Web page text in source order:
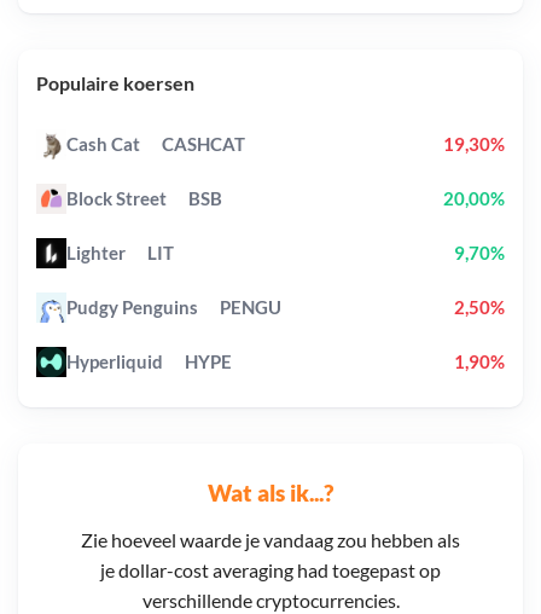
Wat als ik...?
Zie hoeveel waarde je vandaag zou hebben als
je dollar-cost averaging had toegepast op
verschillende cryptocurrencies.
Populaire koersen
Cash Cat CASHCAT 19,30%
Block Street BSB 20,00%
Lighter LIT 9,70%
Pudgy Penguins PENGU 2,50%
Hyperliquid HYPE 1,90%